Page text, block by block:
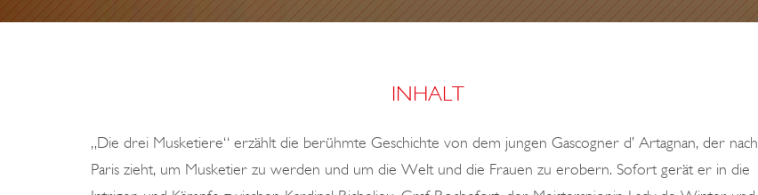
INHALT
„Die drei Musketiere“ erzählt die berühmte Geschichte von dem jungen Gascogner d’ Artagnan, der nach
Paris zieht, um Musketier zu werden und um die Welt und die Frauen zu erobern. Sofort gerät er in die